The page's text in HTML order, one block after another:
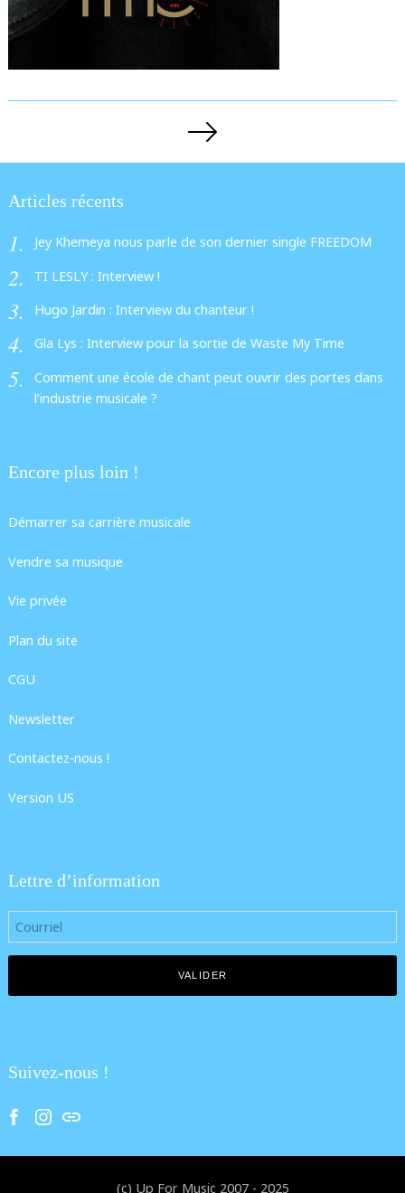
publications
Articles récents
Jey Khemeya nous parle de son dernier single FREEDOM
TI LESLY : Interview !
Hugo Jardin : Interview du chanteur !
Gla Lys : Interview pour la sortie de Waste My Time
Comment une école de chant peut ouvrir des portes dans
l’industrie musicale ?
Encore plus loin !
Démarrer sa carrière musicale
Vendre sa musique
Vie privée
Plan du site
CGU
Newsletter
Contactez-nous !
Version US
Lettre d’information
Suivez-nous !
Facebook
Instagram
Tik Tok
(c) Up For Music 2007 - 2025